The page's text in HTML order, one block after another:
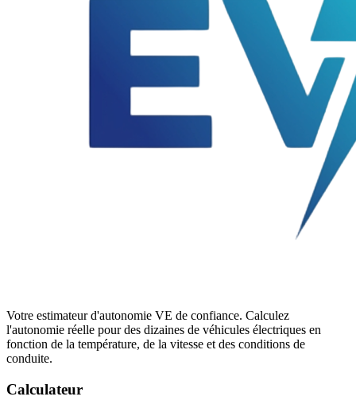
Votre estimateur d'autonomie VE de confiance. Calculez
l'autonomie réelle pour des dizaines de véhicules électriques en
fonction de la température, de la vitesse et des conditions de
conduite.
Calculateur